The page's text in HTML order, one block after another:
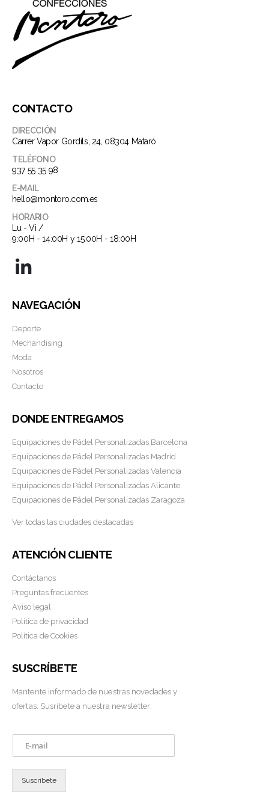
CONTACTO
DIRECCIÓN
Carrer Vapor Gordils, 24, 08304 Mataró
TELÉFONO
937 55 35 98
E-MAIL
hello@montoro.com.es
HORARIO
Lu - Vi /
9:00H - 14:00H y 15:00H - 18:00H
NAVEGACIÓN
Deporte
Mechandising
Moda
Nosotros
Contacto
DONDE ENTREGAMOS
Equipaciones de Pádel Personalizadas Barcelona
Equipaciones de Pádel Personalizadas Madrid
Equipaciones de Pádel Personalizadas Valencia
Equipaciones de Pádel Personalizadas Alicante
Equipaciones de Pádel Personalizadas Zaragoza
Ver todas las ciudades destacadas
ATENCIÓN CLIENTE
Contáctanos
Preguntas frecuentes
Aviso legal
Política de privacidad
Política de Cookies
SUSCRÍBETE
Mantente informado de nuestras novedades y
ofertas. Susríbete a nuestra newsletter:
Suscríbete